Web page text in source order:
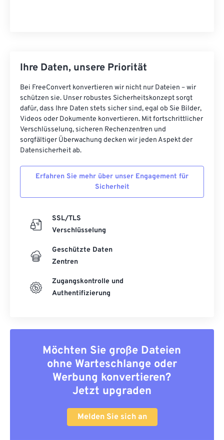
Ihre Daten, unsere Priorität
Bei FreeConvert konvertieren wir nicht nur Dateien – wir
schützen sie. Unser robustes Sicherheitskonzept sorgt
dafür, dass Ihre Daten stets sicher sind, egal ob Sie Bilder,
Videos oder Dokumente konvertieren. Mit fortschrittlicher
Verschlüsselung, sicheren Rechenzentren und
sorgfältiger Überwachung decken wir jeden Aspekt der
Datensicherheit ab.
Erfahren Sie mehr über unser Engagement für
Sicherheit
SSL/TLS
Verschlüsselung
Geschützte Daten
Zentren
Zugangskontrolle und
Authentifizierung
Möchten Sie große Dateien
ohne Warteschlange oder
Werbung konvertieren?
Jetzt upgraden
Melden Sie sich an